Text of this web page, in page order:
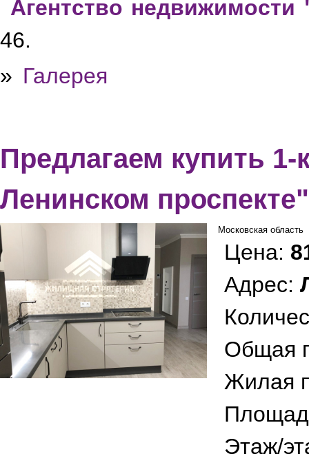
Агентство
46.
» Галерея
Предлагаем купить
Ленинском проспекте"
Московская область
Цена:
Адрес:
Общая
Жилая
Этаж/